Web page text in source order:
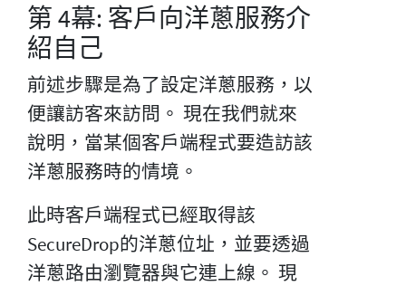
第 4幕: 客戶向洋蔥服務介
紹自己
前述步驟是為了設定洋蔥服務，以
便讓訪客來訪問。 現在我們就來
說明，當某個客戶端程式要造訪該
洋蔥服務時的情境。
此時客戶端程式已經取得該
SecureDrop的洋蔥位址，並要透過
洋蔥路由瀏覽器與它連上線。 現